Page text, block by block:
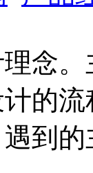
念
的
到